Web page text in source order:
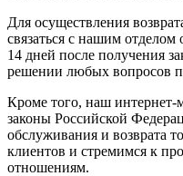
Для осуществления
связаться с нашим
14 дней после получения
решении любых вопросов
Кроме того, наш интернет-
законы Российской
обслуживания и возврата
клиентов и стремимся к
отношениям.